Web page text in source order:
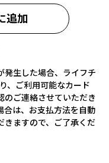
追加
生した場合、ライフチ
、ご利用可能なカード
のご連絡させていただき
合は、お支払方法を自動
きますので、ご了承くだ